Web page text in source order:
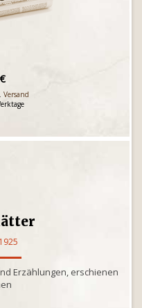
Versand
Erzählungen, erschienen